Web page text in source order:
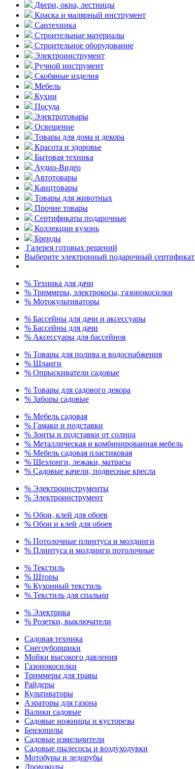
Двери, окна, лестницы
Краска и малярный инструмент
Сантехника
Строительные материалы
Строительное оборудование
Электроинструмент
Ручной инструмент
Скобяные изделия
Мебель
Кухни
Посуда
Электротовары
Освещение
Товары для дома и декора
Красота и здоровье
Бытовая техника
Аудио-Видео
Автотовары
Канцтовары
Товары для животных
Прочие товары
Сертификаты подарочные
Коллекции кухонь
Бренды
Галерея готовых решений
Выберите электронный подарочный сертификат
% Техника для дачи
% Триммеры, электрокосы, газонокосилки
% Мотокультиваторы
% Бассейны для дачи и аксессуары
% Бассейны для дачи
% Аксессуары для бассейнов
% Товары для полива и водоснабжения
% Шланги
% Опрыскиватели садовые
% Товары для садового декора
% Заборы садовые
% Мебель садовая
% Гамаки и подставки
% Зонты и подставки от солнца
% Металлическая и комбинированная мебель
% Мебель садовая пластиковая
% Шезлонги, лежаки, матрасы
% Садовые качели, подвесные кресла
% Электроинструменты
% Электроинструмент
% Обои, клей для обоев
% Обои и клей для обоев
% Потолочные плинтуса и молдинги
% Плинтуса и молдинги потолочные
% Текстиль
% Шторы
% Кухонный текстиль
% Текстиль для спальни
% Электрика
% Розетки, выключатели
Садовая техника
Снегоуборщики
Мойки высокого давления
Газонокосилки
Триммеры для травы
Райдеры
Культиваторы
Аэраторы для газона
Валики садовые
Садовые ножницы и кусторезы
Бензопилы
Садовые измельчители
Садовые пылесосы и воздуходувки
Мотобуры и ледорубы
Дровоколы